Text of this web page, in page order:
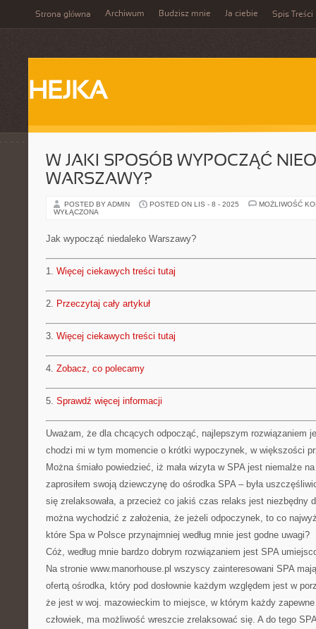
Strona główna Archiwum Budzisz mnie Ja ciebie Spis Treści
HEJKA
W JAKI SPOSÓB WYPOCZĄĆ
WARSZAWY?
POSTED BY ADMIN POSTED ON LIS - 8 - 2025
MOŻLIWOŚĆ
WYŁĄCZONA
Jak wypocząć niedaleko Warszawy?
1. Więcej ciekawych treści tutaj
2. Przeczytaj cały artykuł
3. Więcej ciekawych treści tutaj
4. Zobacz, co polecamy
5. Sprawdź więcej informacji
Uważam, że dla chcących odpocząć, najlepszym rozwiązaniem
chodzi mi w tym momencie o krótki wypoczynek, w większości
Można śmiało powiedzieć, iż mała wizyta w SPA jest niemalże
zaprosiłem swoją dziewczynę do ośrodka SPA – była
się zrelaksowała, a przecież co jakiś czas relaks jest niezbędny
można wychodzić z założenia, że jeżeli odpoczynek, to co
które Spa w Polsce przynajmniej według mnie jest godne uwagi?
Cóż, według mnie bardzo dobrym rozwiązaniem jest SPA
Na stronie www.manorhouse.pl wszyscy zainteresowani SPA
ofertą ośrodka, który pod dosłownie każdym względem jest w
że jest w woj. mazowieckim to miejsce, w którym każdy
człowiek, ma możliwość wreszcie zrelaksować się. A do tego